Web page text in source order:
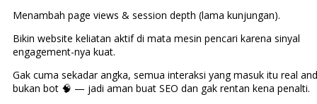
Menambah page views & session depth (lama kunjungan).
Bikin website keliatan aktif di mata mesin pencari karena sinyal
engagement-nya kuat.
Gak cuma sekadar angka, semua interaksi yang masuk itu real
bukan bot 🧠 — jadi aman buat SEO dan gak rentan kena penalti.